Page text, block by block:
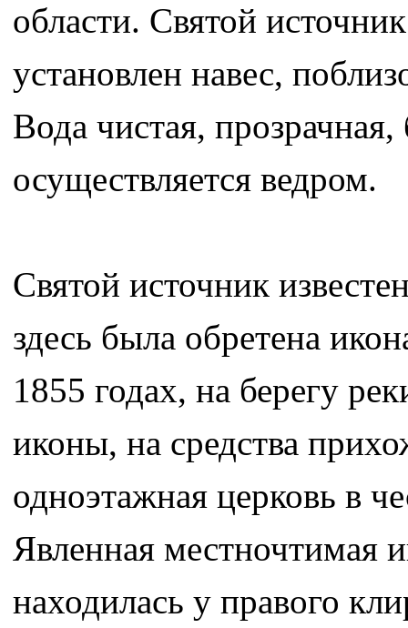
области. Святой
установлен навес,
Вода чистая, прозрачная,
осуществляется ведром.
Святой источник
здесь была обретена
1855 годах, на берегу
иконы, на средства
одноэтажная церковь в
Явленная местночтимая
находилась у правого